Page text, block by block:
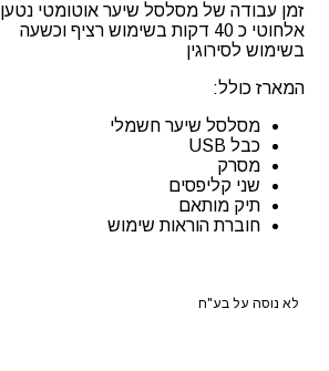
זמן עבודה של מסלסל שיער אוטומטי נטען
אלחוטי כ 40 דקות בשימוש רציף וכשעה
בשימוש לסירוגין
המארז כולל:
מסלסל שיער חשמלי
כבל USB
מסרק
שני קליפסים
תיק מותאם
חוברת הוראות שימוש
לא נוסה על בע"ח